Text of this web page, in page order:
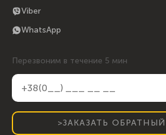
Viber
WhatsApp
Перезвоним в течение 5 мин
>ЗАКАЗАТЬ